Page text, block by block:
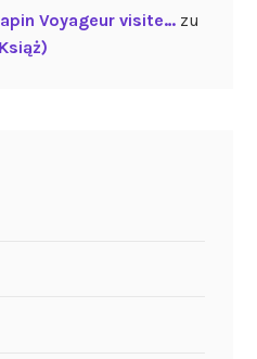
Voyageur visite…zu